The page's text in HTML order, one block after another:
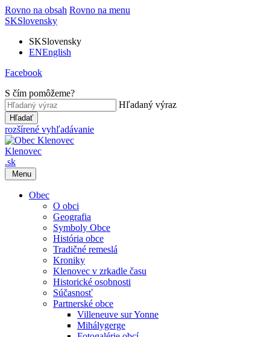
Rovno na obsah Rovno na menu
SKSlovensky
SKSlovensky
ENEnglish
Facebook
S čím pomôžeme?
Hľadaný výraz
Hľadať
rozšírené vyhľadávanie
Klenovec
.sk
Menu
Obec
O obci
Geografia
Symboly Obce
História obce
Tradičné remeslá
Kroniky
Klenovec v zrkadle času
Historické osobnosti
Súčasnosť
Partnerské obce
Villeneuve sur Yonne
Mihálygerge